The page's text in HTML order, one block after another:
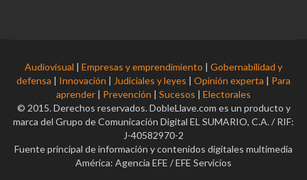
Audiovisual | Empresas y emprendimiento | Gobernabilidad y
defensa | Innovación | Judiciales y leyes | Opinión experta | Para
aprender | Prevención | Sucesos | Electorales
© 2015. Derechos reservados. DobleLlave.com es un producto y
marca del Grupo de Comunicación Digital EL SUMARIO, C.A. / RIF:
J-40582970-2
Fuente principal de información y contenidos digitales multimedia
América: Agencia EFE / EFE Servicios